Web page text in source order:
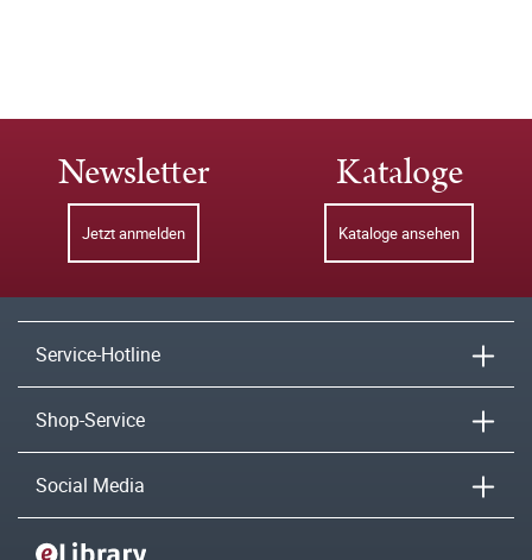
Newsletter
Jetzt anmelden
Kataloge
Kataloge ansehen
Service-Hotline
Shop-Service
Social Media